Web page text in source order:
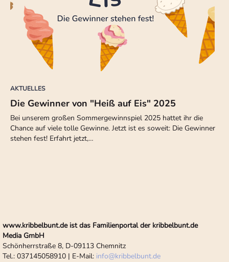
AKTUELLES
Die Gewinner von "Heiß auf Eis" 2025
Bei unserem großen Sommergewinnspiel 2025 hattet ihr die
Chance auf viele tolle Gewinne. Jetzt ist es soweit: Die Gewinner
stehen fest! Erfahrt jetzt,…
www.kribbelbunt.de ist das Familienportal der kribbelbunt.de
Media GmbH
Schönherrstraße 8, D-09113 Chemnitz
Tel.: 037145058910 | E-Mail: info@kribbelbunt.de